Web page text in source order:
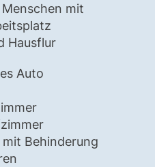
mit
Hausflur
Auto
Behinderung